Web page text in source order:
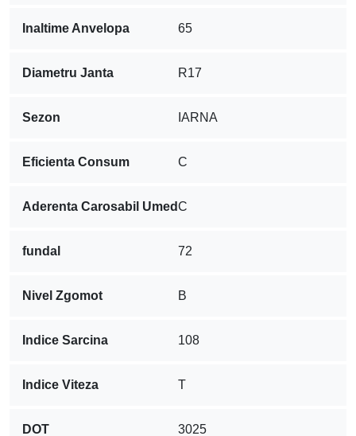
Inaltime Anvelopa 65
Diametru Janta R17
Sezon IARNA
Eficienta Consum C
Aderenta Carosabil UmedC
fundal 72
Nivel Zgomot B
Indice Sarcina 108
Indice Viteza T
DOT 3025